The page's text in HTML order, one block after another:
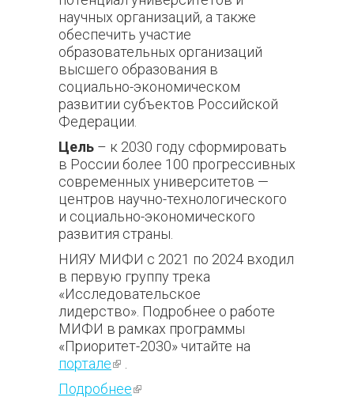
научных организаций, а также
обеспечить участие
образовательных организаций
высшего образования в
социально-экономическом
развитии субъектов Российской
Федерации.
Цель – к 2030 году сформировать
в России более 100 прогрессивных
современных университетов —
центров научно-технологического
и социально-экономического
развития страны.
НИЯУ МИФИ с 2021 по 2024 входил
в первую группу трека
«Исследовательское
лидерство». Подробнее о работе
МИФИ в рамках программы
«Приоритет-2030» читайте на
портале(внешняя ссылка)
Подробнее(внешняя ссылка)